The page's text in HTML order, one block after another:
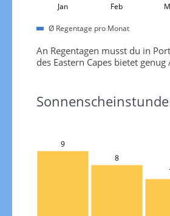
Jan Feb
Ø Regentage pro Monat
An Regentagen musst du in
des Eastern Capes bietet
9
8